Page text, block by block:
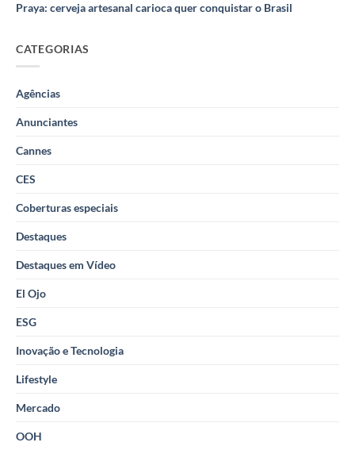
Praya: cerveja artesanal carioca quer conquistar o Brasil
CATEGORIAS
Agências
Anunciantes
Cannes
CES
Coberturas especiais
Destaques
Destaques em Vídeo
El Ojo
ESG
Inovação e Tecnologia
Lifestyle
Mercado
OOH